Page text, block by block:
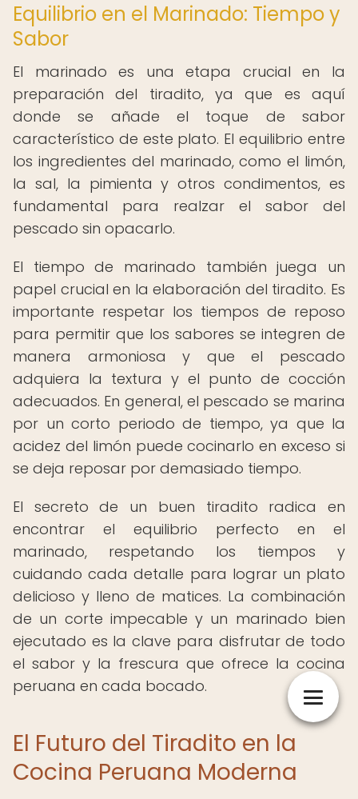
Equilibrio en el Marinado: Tiempo y
Sabor
El marinado es una etapa crucial en la
preparación del tiradito, ya que es aquí
donde se añade el toque de sabor
característico de este plato. El equilibrio entre
los ingredientes del marinado, como el limón,
la sal, la pimienta y otros condimentos, es
fundamental para realzar el sabor del
pescado sin opacarlo.
El tiempo de marinado también juega un
papel crucial en la elaboración del tiradito. Es
importante respetar los tiempos de reposo
para permitir que los sabores se integren de
manera armoniosa y que el pescado
adquiera la textura y el punto de cocción
adecuados. En general, el pescado se marina
por un corto periodo de tiempo, ya que la
acidez del limón puede cocinarlo en exceso si
se deja reposar por demasiado tiempo.
El secreto de un buen tiradito radica en
encontrar el equilibrio perfecto en el
marinado, respetando los tiempos y
cuidando cada detalle para lograr un plato
delicioso y lleno de matices. La combinación
de un corte impecable y un marinado bien
ejecutado es la clave para disfrutar de todo
el sabor y la frescura que ofrece la cocina
peruana en cada bocado.
El Futuro del Tiradito en la
Cocina Peruana Moderna